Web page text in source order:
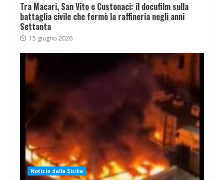
Tra Macari, San Vito e Custonaci: il docufilm sulla
battaglia civile che fermò la raffineria negli anni
Settanta
15 giugno 2026
Notizie dalla Sicilia